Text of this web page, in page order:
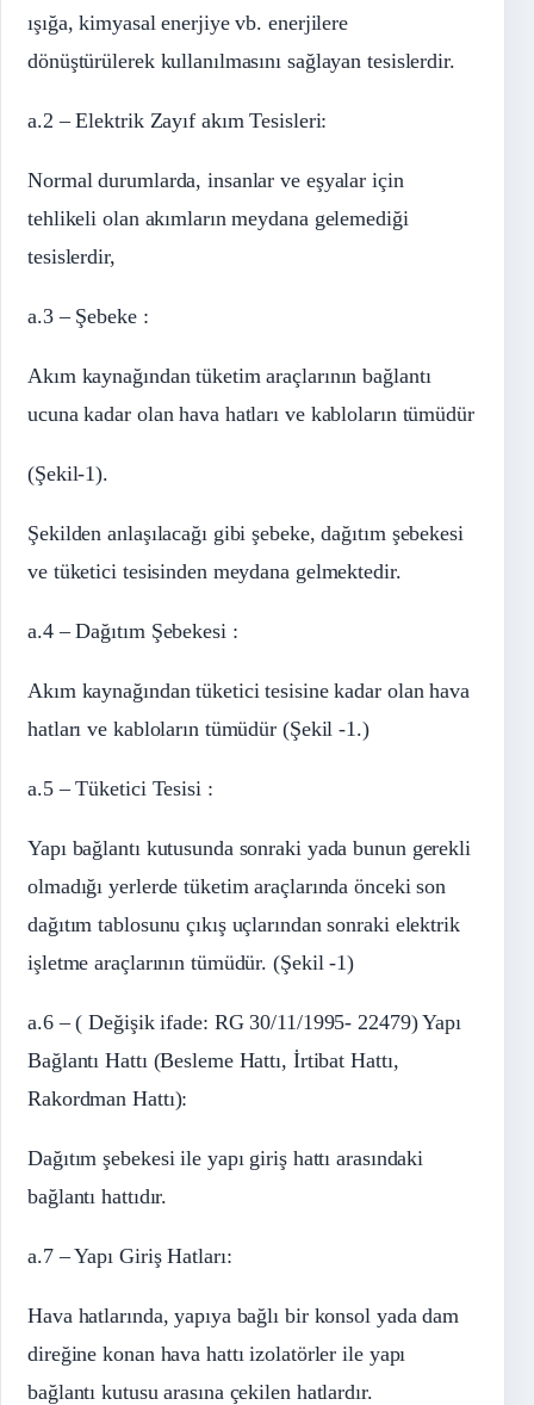
ışığa, kimyasal enerjiye vb. enerjilere
dönüştürülerek kullanılmasını sağlayan tesislerdir.
a.2 – Elektrik Zayıf akım Tesisleri:
Normal durumlarda, insanlar ve eşyalar için
tehlikeli olan akımların meydana gelemediği
tesislerdir,
a.3 – Şebeke :
Akım kaynağından tüketim araçlarının bağlantı
ucuna kadar olan hava hatları ve kabloların tümüdür
(Şekil-1).
Şekilden anlaşılacağı gibi şebeke, dağıtım şebekesi
ve tüketici tesisinden meydana gelmektedir.
a.4 – Dağıtım Şebekesi :
Akım kaynağından tüketici tesisine kadar olan hava
hatları ve kabloların tümüdür (Şekil -1.)
a.5 – Tüketici Tesisi :
Yapı bağlantı kutusunda sonraki yada bunun gerekli
olmadığı yerlerde tüketim araçlarında önceki son
dağıtım tablosunu çıkış uçlarından sonraki elektrik
işletme araçlarının tümüdür. (Şekil -1)
a.6 – ( Değişik ifade: RG 30/11/1995- 22479) Yapı
Bağlantı Hattı (Besleme Hattı, İrtibat Hattı,
Rakordman Hattı):
Dağıtım şebekesi ile yapı giriş hattı arasındaki
bağlantı hattıdır.
a.7 – Yapı Giriş Hatları:
Hava hatlarında, yapıya bağlı bir konsol yada dam
direğine konan hava hattı izolatörler ile yapı
bağlantı kutusu arasına çekilen hatlardır.